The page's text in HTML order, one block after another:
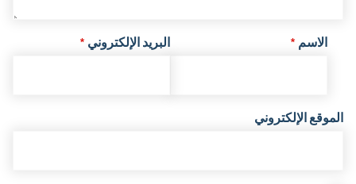
الاسم * البريد الإلكتروني *
الموقع الإلكتروني